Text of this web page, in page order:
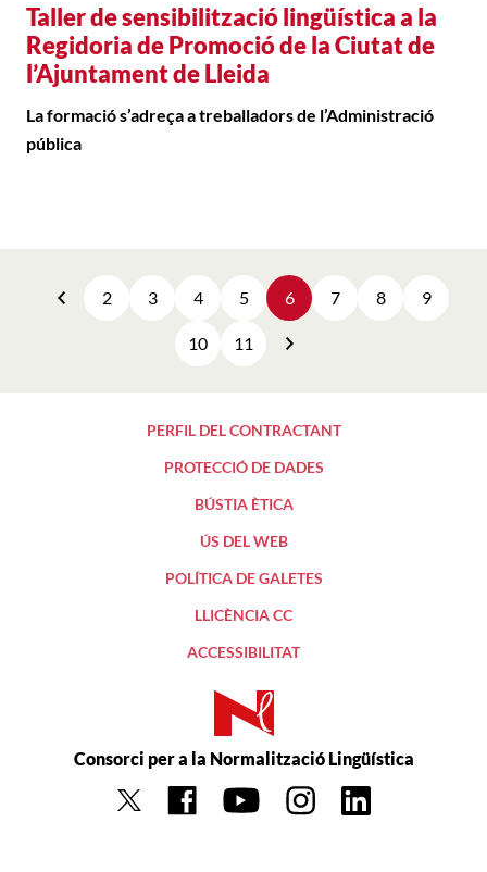
Taller de sensibilització lingüística a la
Regidoria de Promoció de la Ciutat de
l’Ajuntament de Lleida
La formació s’adreça a treballadors de l’Administració
pública
Anterior
2 3 4 5 6 7 8 9
10 11
Següent
PERFIL DEL CONTRACTANT
PROTECCIÓ DE DADES
BÚSTIA ÈTICA
ÚS DEL WEB
POLÍTICA DE GALETES
LLICÈNCIA CC
ACCESSIBILITAT
Consorci per a la Normalització Lingüística